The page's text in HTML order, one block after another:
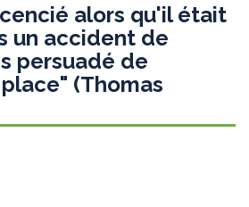
alors qu'il était
un accident de
persuadé de
(Thomas